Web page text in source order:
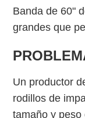
Banda de 60"
grandes que
Un productor
rodillos de
tamaño y